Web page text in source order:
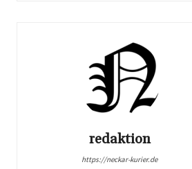
redaktion
https://neckar-kurier.de